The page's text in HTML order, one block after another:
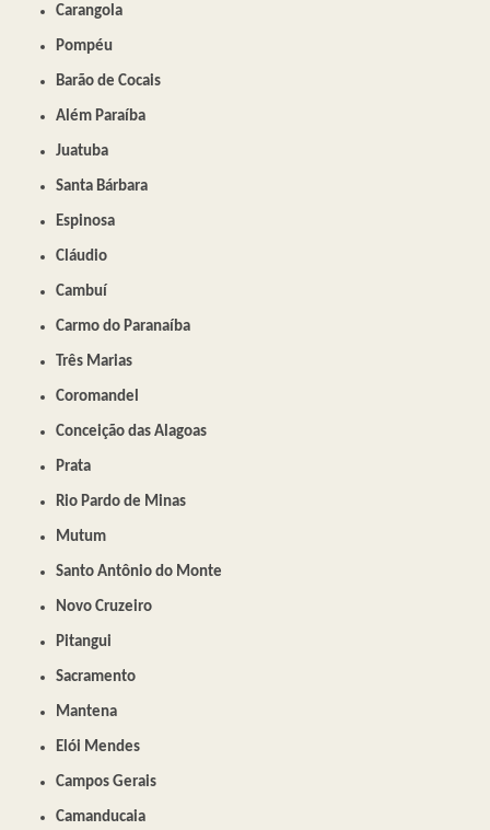
Carangola
Pompéu
Barão de Cocais
Além Paraíba
Juatuba
Santa Bárbara
Espinosa
Cláudio
Cambuí
Carmo do Paranaíba
Três Marias
Coromandel
Conceição das Alagoas
Prata
Rio Pardo de Minas
Mutum
Santo Antônio do Monte
Novo Cruzeiro
Pitangui
Sacramento
Mantena
Elói Mendes
Campos Gerais
Camanducaia